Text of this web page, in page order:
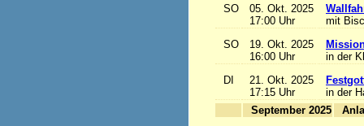
SO
05. Okt. 2025
17:00 Uhr
mit
SO
19. Okt. 2025
16:00 Uhr
in der
DI
21. Okt. 2025
17:15 Uhr
in der
September 2025